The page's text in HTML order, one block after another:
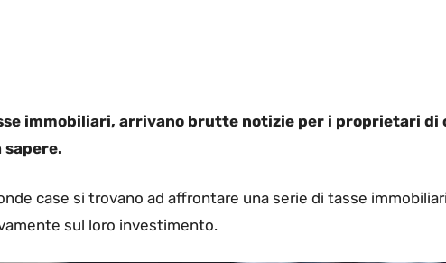
immobiliari, arrivano brutte notizie per i proprietari di
sapere.
case si trovano ad affrontare una serie di tasse
sul loro investimento.